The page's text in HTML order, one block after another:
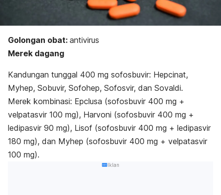
Golongan obat: antivirus
Merek dagang
Kandungan tunggal 400 mg sofosbuvir: Hepcinat,
Myhep, Sobuvir, Sofohep, Sofosvir, dan Sovaldi.
Merek kombinasi: Epclusa (sofosbuvir 400 mg +
velpatasvir 100 mg), Harvoni (sofosbuvir 400 mg +
ledipasvir 90 mg), Lisof (sofosbuvir 400 mg + ledipasvir
180 mg), dan Myhep (sofosbuvir 400 mg + velpatasvir
100 mg).
Iklan